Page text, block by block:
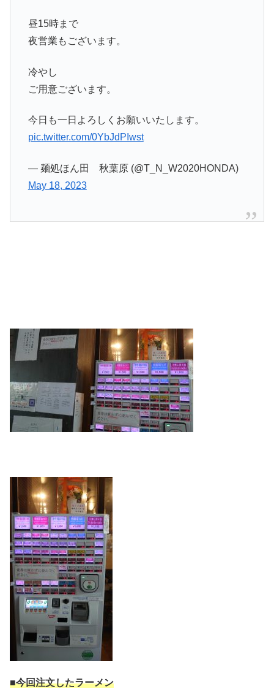
昼15時まで
夜営業もございます。
冷やし
ご用意ございます。
今日も一日よろしくお願いいたします。
pic.twitter.com/0YbJdPIwst
— 麺処ほん田 秋葉原 (@T_N_W2020HONDA)
May 18, 2023
■今回注文したラーメン